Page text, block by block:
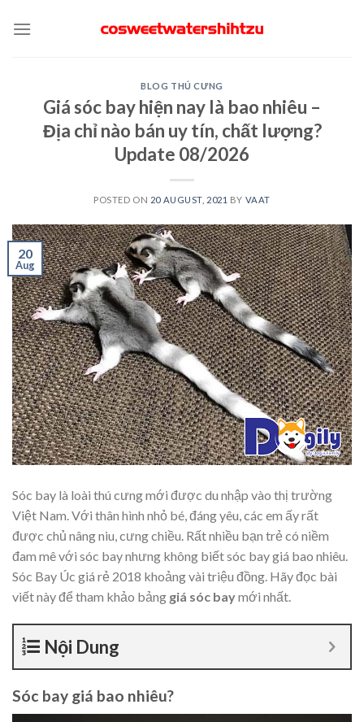
BLOG THÚ CƯNG
Giá sóc bay hiện nay là bao nhiêu –
Địa chỉ nào bán uy tín, chất lượng?
Update 08/2026
POSTED ON 20 AUGUST, 2021 BY VAAT
20
Aug
Sóc bay là loài thú cưng mới được du nhập vào thị trường
Việt Nam. Với thân hình nhỏ bé, đáng yêu, các em ấy rất
được chủ nâng niu, cưng chiều. Rất nhiều bạn trẻ có niềm
đam mê với sóc bay nhưng không biết sóc bay giá bao nhiêu.
Sóc Bay Úc giá rẻ 2018 khoảng vài triệu đồng. Hãy đọc bài
viết này để tham khảo bảng giá sóc baymới nhất.
Nội Dung
Sóc bay giá bao nhiêu?